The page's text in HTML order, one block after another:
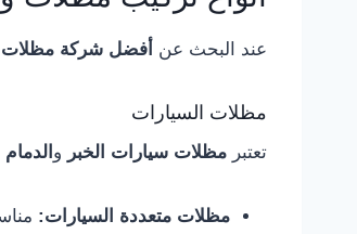
عند البحث عن أفضل شركة مظلات
مظلات السيارات
تعتبر مظلات سيارات الخبر و الدمام
مظلات متعددة السيارات: